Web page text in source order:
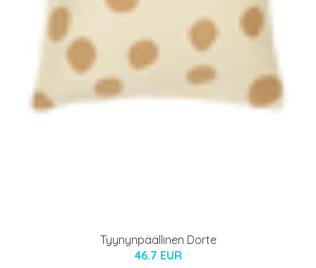
Tyynynpäällinen Dorte
46.7 EUR